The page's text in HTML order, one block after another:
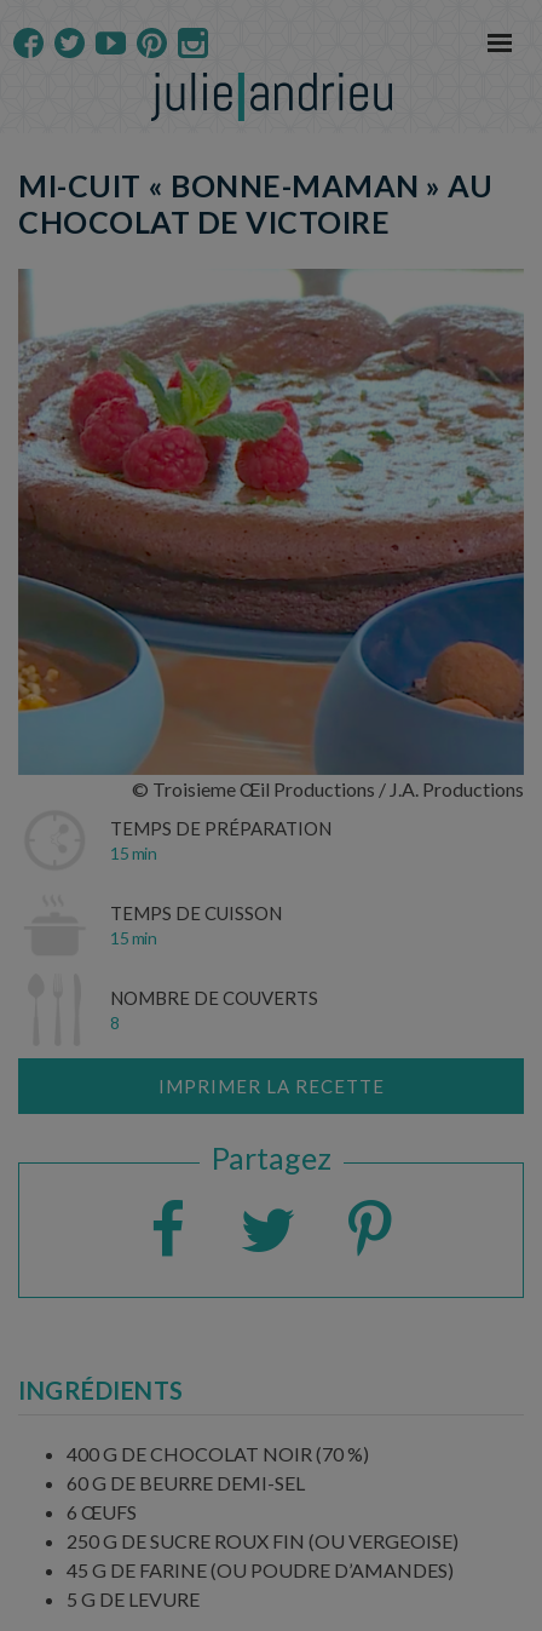
MI-CUIT « BONNE-MAMAN » AU
CHOCOLAT DE VICTOIRE
© Troisieme Œil Productions / J.A. Productions
TEMPS DE PRÉPARATION
15 min
TEMPS DE CUISSON
15 min
NOMBRE DE COUVERTS
8
IMPRIMER LA RECETTE
Partagez
INGRÉDIENTS
400 G DE CHOCOLAT NOIR (70 %)
60 G DE BEURRE DEMI-SEL
6 ŒUFS
250 G DE SUCRE ROUX FIN (OU VERGEOISE)
45 G DE FARINE (OU POUDRE D’AMANDES)
5 G DE LEVURE